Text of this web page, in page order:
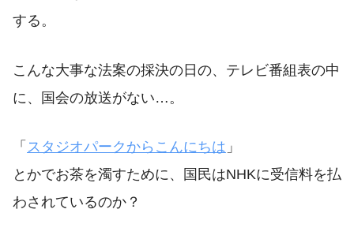
する。
こんな大事な法案の採決の日の、テレビ番組表の中
に、国会の放送がない…。
「 スタジオパークからこんにちは 」
とかでお茶を濁すために、国民はNHKに受信料を払
わされているのか？